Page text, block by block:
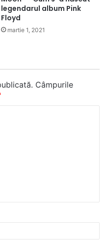
legendarul album Pink
Floyd
martie 1, 2021
Câmpurile